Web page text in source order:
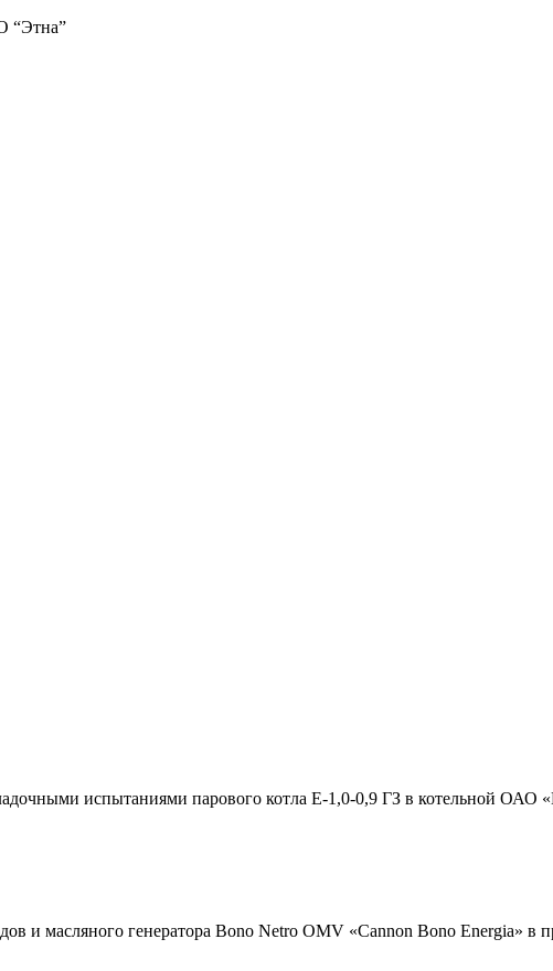
“Этна”
испытаниями парового котла Е-1,0-0,9 ГЗ в котельной ОАО
и масляного генератора Bono Netro OMV «Cannon Bono Energia» в